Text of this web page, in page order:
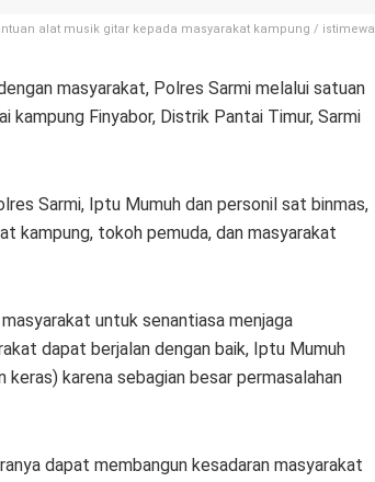
alat musik gitar kepada masyarakat kampung / istimewa
masyarakat, Polres Sarmi melalui satuan
kampung Finyabor, Distrik Pantai Timur, Sarmi
Sarmi, Iptu Mumuh dan personil sat binmas,
kampung, tokoh pemuda, dan masyarakat
untuk senantiasa menjaga
dapat berjalan dengan baik, Iptu Mumuh
keras) karena sebagian besar permasalahan
dapat membangun kesadaran masyarakat